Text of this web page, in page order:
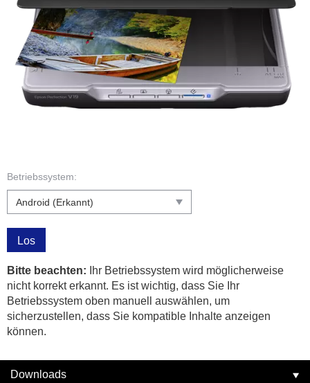
Betriebssystem:
Los
Bitte beachten: Ihr Betriebssystem wird möglicherweise
nicht korrekt erkannt. Es ist wichtig, dass Sie Ihr
Betriebssystem oben manuell auswählen, um
sicherzustellen, dass Sie kompatible Inhalte anzeigen
können.
Downloads